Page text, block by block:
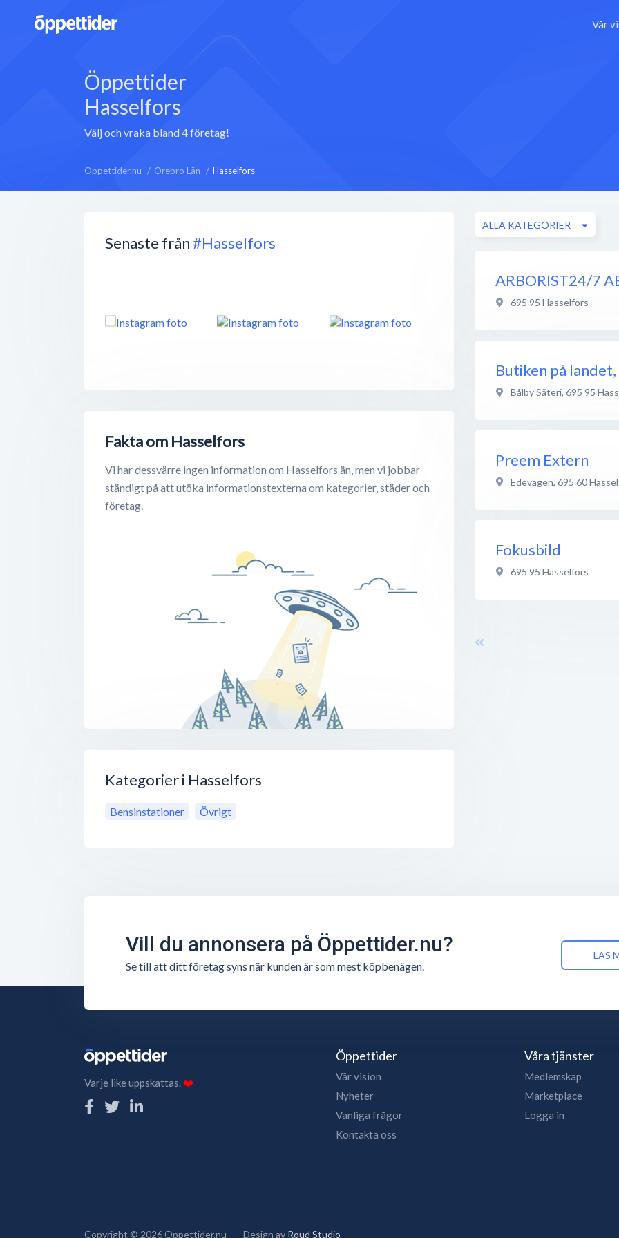
Vår
Öppettider
Hasselfors
Välj och vraka bland 4 företag!
Öppettider.nu Örebro Län Hasselfors
Senaste från#Hasselfors
Fakta om Hasselfors
Vi har dessvärre ingen information om Hasselfors än, men vi jobbar
ständigt på att utöka informationstexterna om kategorier, städer och
företag.
Kategorier i Hasselfors
Bensinstationer Övrigt
ALLA KATEGORIER
ARBORIST24/7
695 95 Hasselfors
Butiken på
Bålby Säteri, 695 95
Preem Extern
Edevägen, 695 60
Fokusbild
695 95 Hasselfors
Vill du annonsera på Öppettider.nu?
Se till att ditt företag syns när kunden är som mest köpbenägen.
LÄS
Varje like uppskattas.❤️
Öppettider
Vår vision
Nyheter
Vanliga frågor
Kontakta oss
Våra tjänster
Medlemskap
Marketplace
Logga in
Copyright © 2026Öppettider.nu Design av Roud Studio